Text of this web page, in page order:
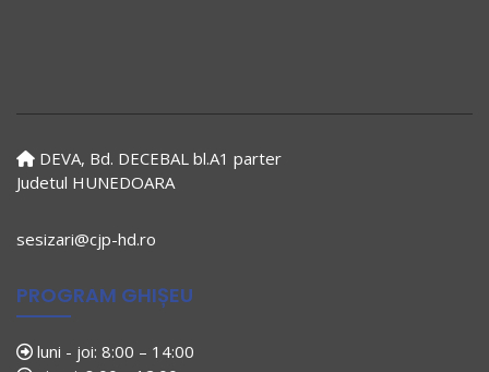
DEVA, Bd. DECEBAL bl.A1 parter
Judetul HUNEDOARA
sesizari@cjp-hd.ro
PROGRAM GHIȘEU
luni - joi: 8:00 – 14:00